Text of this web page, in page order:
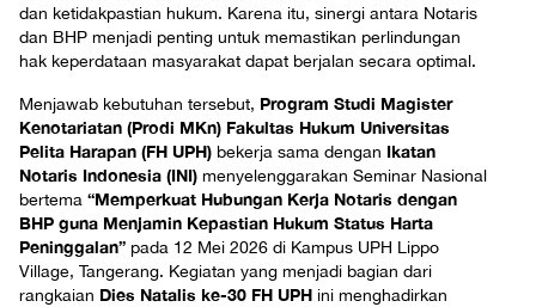
dan ketidakpastian hukum. Karena itu, sinergi antara Notaris
dan BHP menjadi penting untuk memastikan perlindungan
hak keperdataan masyarakat dapat berjalan secara optimal.
Menjawab kebutuhan tersebut, Program Studi Magister
Kenotariatan (Prodi MKn) Fakultas Hukum Universitas
Pelita Harapan (FH UPH) bekerja sama dengan Ikatan
Notaris Indonesia (INI) menyelenggarakan Seminar Nasional
bertema “Memperkuat Hubungan Kerja Notaris dengan
BHP guna Menjamin Kepastian Hukum Status Harta
Peninggalan” pada 12 Mei 2026 di Kampus UPH Lippo
Village, Tangerang. Kegiatan yang menjadi bagian dari
rangkaian Dies Natalis ke-30 FH UPH ini menghadirkan